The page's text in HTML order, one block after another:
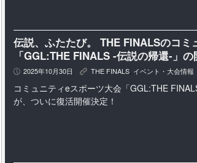
伝説、ふたたび。 THE FINALSのコミ
「GGL:THE FINALS -伝説の帰還-」の
P 2025年10月30日 K THE FINALS イベント・大会情報
コミュニティeスポーツ大会「GGL:THE
が、ついに復活開催決定！